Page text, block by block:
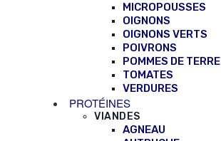
MICROPOUSSES
OIGNONS
OIGNONS VERTS
POIVRONS
POMMES DE TERRE
TOMATES
VERDURES
PROTÉINES
VIANDES
AGNEAU